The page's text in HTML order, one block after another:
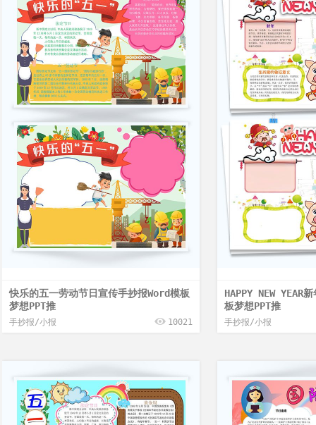
快乐的五一劳动节日宣传手抄报Word模板
梦想PPT推
手抄报/小报 10021
HAPPY NEW YEAR
板梦想PPT推
手抄报/小报